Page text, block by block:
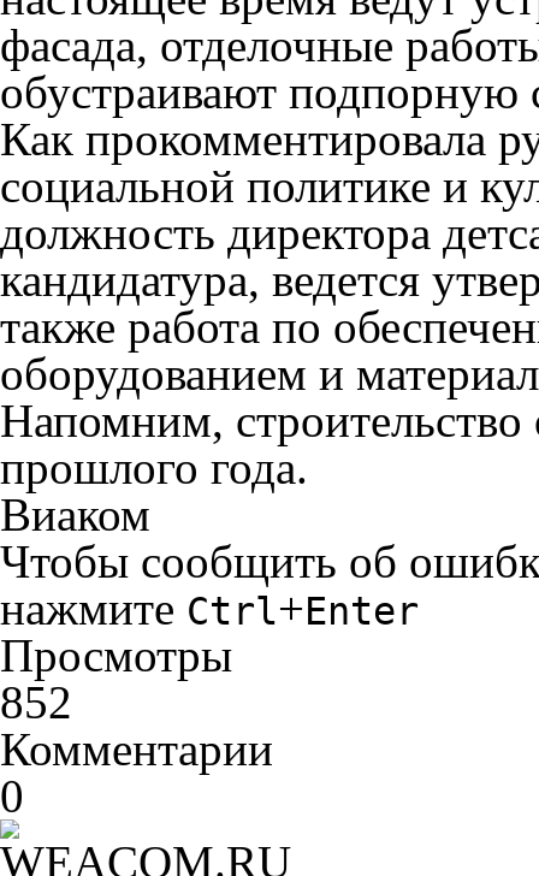
фасада, отделочные
обустраивают подпорную
Как прокомментировала
социальной политике и
должность директора
кандидатура, ведется
также работа по
оборудованием и
Напомним, строительство
прошлого года.
Виаком
Чтобы сообщить об
нажмите Ctrl+Enter
Просмотры
852
Комментарии
0